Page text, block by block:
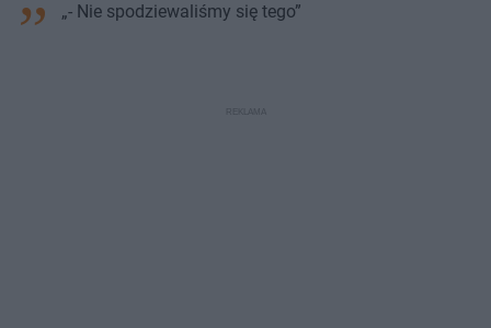
„- Nie spodziewaliśmy się tego”